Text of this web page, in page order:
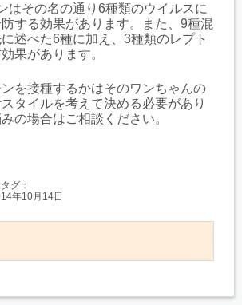
はその名の通り6種類のウイルスに
する効果があります。また、9種混
述べた6種に加え、3種類のレプト
果があります。
を接種するかはそのワンちゃんの
タイルを考えて決める必要があり
の場合はご相談ください。
タグ：
年10月14日